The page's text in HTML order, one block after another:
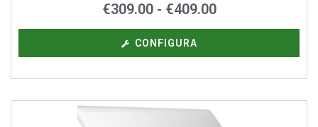
€309.00 - €409.00
CONFIGURA